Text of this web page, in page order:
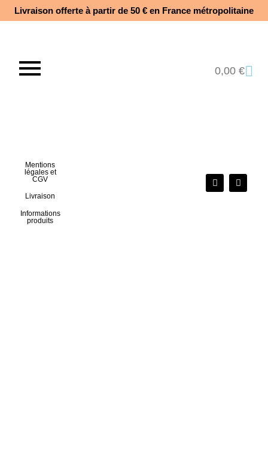
Livraison offerte à partir de 50 € en France métropolitaine​
0,00€
Mentions
légales et
CGV
Livraison
Informations
produits